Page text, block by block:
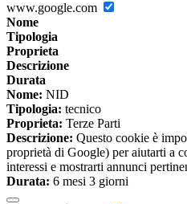
www.google.com
Nome
Tipologia
Proprieta
Descrizione
Durata
Nome: NID
Tipologia: tecnico
Proprieta: Terze Parti
Descrizione: Questo cookie è
proprietà di Google) per aiutarti a
interessi e mostrarti annunci
Durata: 6 mesi 3 giorni